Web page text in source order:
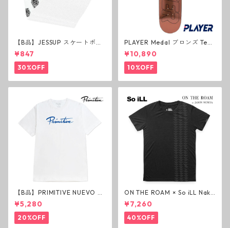
【B品】JESSUP スケートボー
ド グリップテープ ウルトラグ
リップ ホワイト デッキテープ
ジェスアップ ジェサップ
¥847
30%OFF
PLAYER Medal ブロンズ Tea
m Deck P3 スケートボードデ
ッキ プレイヤー メダル
¥10,890
10%OFF
【B品】PRIMITIVE NUEVO SC
RIPT HW TEE WHITE ヘビー
ウェイトTシャツ ホワイト プ
リミティブ
¥5,280
20%OFF
ON THE ROAM × So iLL Nako
a Tee Tシャツ ウルフブラック
オンザローム ジェイソンモモ
ア OTR ビンテージ加工
¥7,260
40%OFF